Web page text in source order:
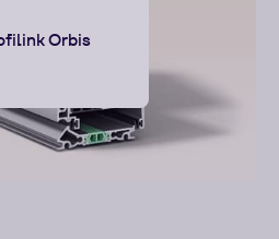
Orbis